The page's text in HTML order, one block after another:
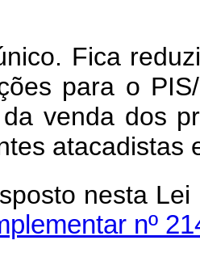
Fica
para o
venda dos
atacadistas
nesta
nº